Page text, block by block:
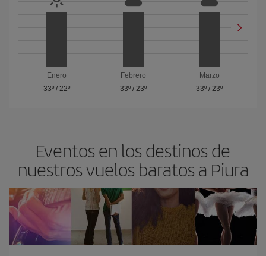
Enero
33º/ 22º
Febrero
33º/ 23º
Marzo
33º / 23º
Eventos en los destinos de
nuestros vuelos baratos a Piura